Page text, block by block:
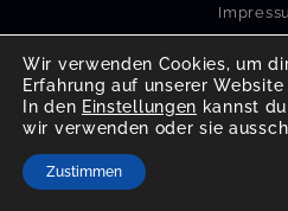
Wir verwenden Cookies, um
Erfahrung auf unserer Website
In den Einstellungen kannst
wir verwenden oder sie
Zustimmen
Login